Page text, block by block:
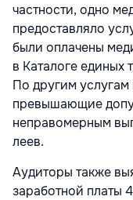
частности, одно
предоставляло
были оплачены
в Каталоге единых
По другим
превышающие
неправомерным
леев.
Аудиторы также
заработной платы